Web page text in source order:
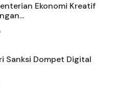
Ekonomi Kreatif
Sanksi Dompet Digital